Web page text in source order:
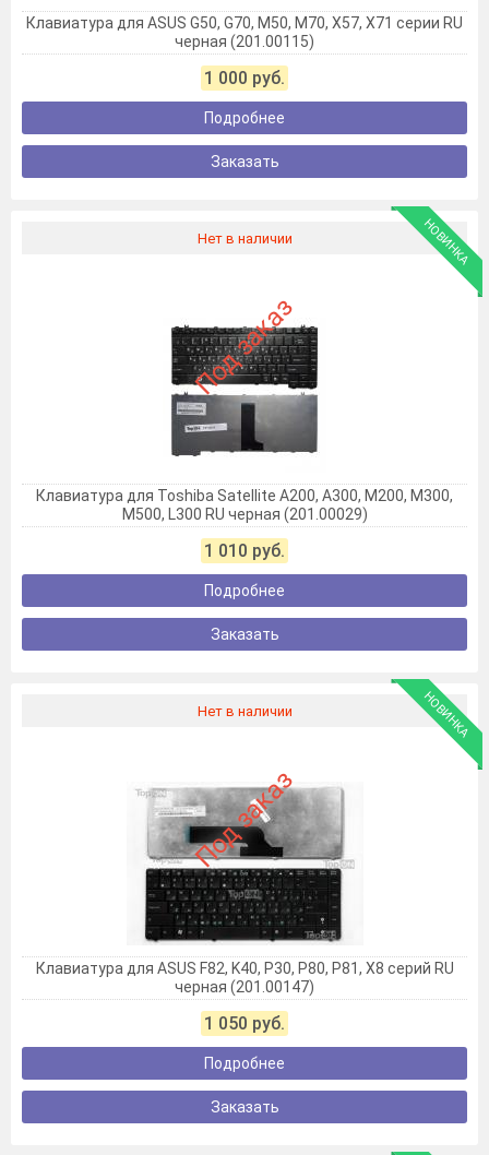
Клавиатура для ASUS G50, G70, M50, M70, X57, X71 серии RU
черная (201.00115)
1 000 руб.
Подробнее
Заказать
Нет в наличии НОВИНКА
Под заказ
Клавиатура для Toshiba Satellite A200, A300, M200, M300,
M500, L300 RU черная (201.00029)
1 010 руб.
Подробнее
Заказать
Нет в наличии НОВИНКА
Под заказ
Клавиатура для ASUS F82, K40, P30, P80, P81, X8 серий RU
черная (201.00147)
1 050 руб.
Подробнее
Заказать